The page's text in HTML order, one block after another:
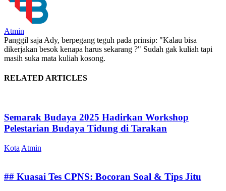
Atmin
Panggil saja Ady, berpegang teguh pada prinsip: "Kalau bisa
dikerjakan besok kenapa harus sekarang ?" Sudah gak kuliah tapi
masih suka mata kuliah kosong.
RELATED ARTICLES
Semarak Budaya 2025 Hadirkan Workshop
Pelestarian Budaya Tidung di Tarakan
Kota Atmin
## Kuasai Tes CPNS: Bocoran Soal & Tips Jitu